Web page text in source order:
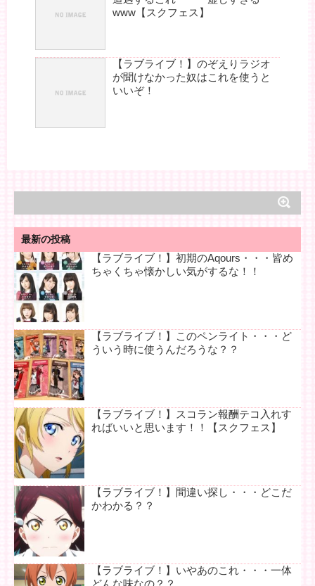
www【スクフェス】
【ラブライブ！】のぞえりラジオ
が聞けなかった奴はこれを使うと
いいぞ！
最新の投稿
【ラブライブ！】初期のAqours・・・皆め
ちゃくちゃ懐かしい気がするな！！
【ラブライブ！】このペンライト・・・ど
ういう時に使うんだろうな？？
【ラブライブ！】スコラン報酬テコ入れす
ればいいと思います！！【スクフェス】
【ラブライブ！】間違い探し・・・どこだ
かわかる？？
【ラブライブ！】いやあのこれ・・・一体
どんな味なの？？